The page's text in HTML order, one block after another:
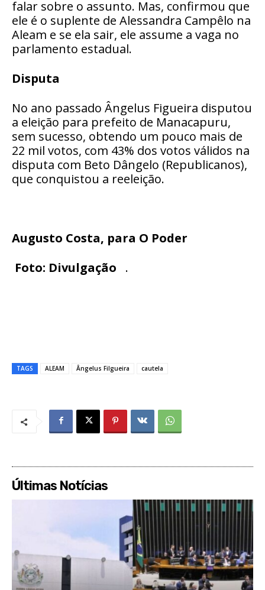
falar sobre o assunto. Mas, confirmou que
ele é o suplente de Alessandra Campêlo na
Aleam e se ela sair, ele assume a vaga no
parlamento estadual.
Disputa
No ano passado Ângelus Figueira disputou
a eleição para prefeito de Manacapuru,
sem sucesso, obtendo um pouco mais de
22 mil votos, com 43% dos votos válidos na
disputa com Beto Dângelo (Republicanos),
que conquistou a reeleição.
Augusto Costa, para O Poder
Foto: Divulgação
.
TAGS ALEAM Ângelus Filgueira cautela
Últimas Notícias